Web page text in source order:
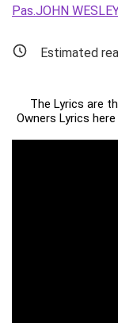
Pas.JOHN
Estimated
The Lyrics are
Owners Lyrics